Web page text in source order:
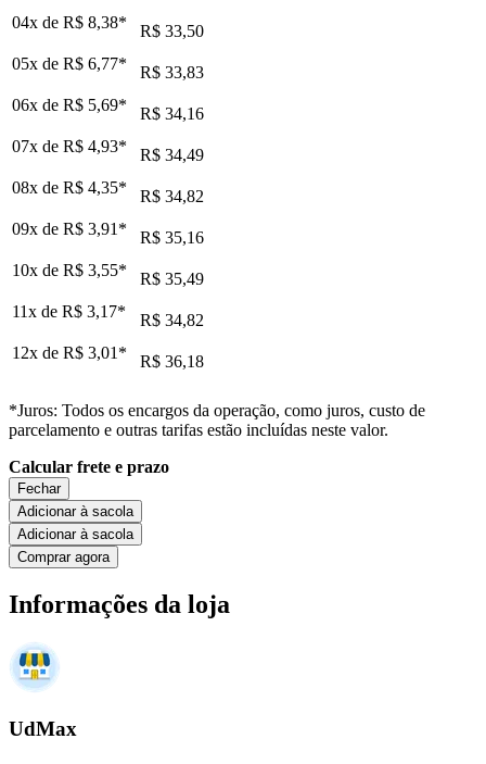
04x de R$ 8,38*
R$ 33,50
05x de R$ 6,77*
R$ 33,83
06x de R$ 5,69*
R$ 34,16
07x de R$ 4,93*
R$ 34,49
08x de R$ 4,35*
R$ 34,82
09x de R$ 3,91 *
R$ 35,16
10x de R$ 3,55*
R$ 35,49
11x de R$ 3,17*
R$ 34,82
12x de R$ 3,01 * R$ 36,18
*Juros: Todos os encargos da operação, como juros, custo de
parcelamento e outras tarifas estão incluídas neste valor.
Calcular frete e prazo
Fechar
Adicionar à sacola
Adicionar à sacola
Comprar agora
Informações da loja
UdMax